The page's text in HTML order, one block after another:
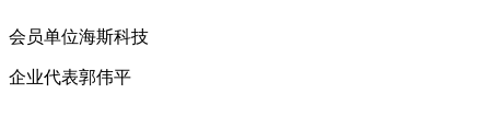
会员单位海斯科技
企业代表郭伟平